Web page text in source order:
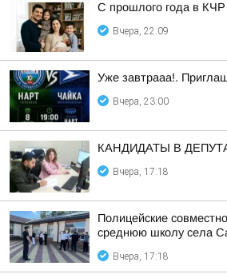
С прошлого года в
Вчера, 22:09
Уже завтрааа!.
Вчера, 23:00
КАНДИДАТЫ В
Вчера, 17:18
Полицейские
среднюю школу села
Вчера, 17:18